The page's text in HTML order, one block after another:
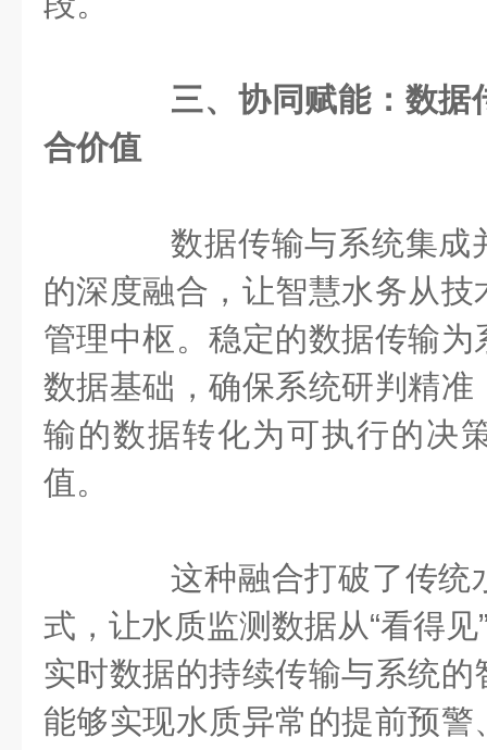
三、协同赋能：数据
合价值
数据传输与系统集成
的深度融合，让智慧水务从
管理中枢。稳定的数据传输
数据基础，确保系统研判精
输的数据转化为可执行的决
值。
这种融合打破了传统
式，让水质监测数据从“看得见
实时数据的持续传输与系统
能够实现水质异常的提前预